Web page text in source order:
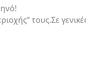
τους.Σε